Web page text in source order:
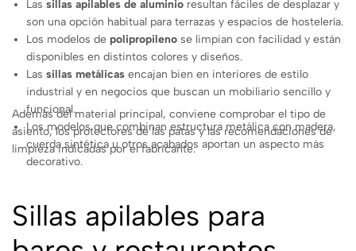
Lassillas apilables de aluminio resultan fáciles de desplazar y
son una opción habitual para terrazas y espacios de hostelería.
Los modelos depolipropileno se limpian con facilidad y están
disponibles en distintos colores y diseños.
Lassillas metálicas encajan bien en interiores de estilo
industrial y en negocios que buscan un mobiliario sencillo y
funcional.
Los modelos que combinan estructura metálica con madera,
cuerda sintética u otros acabados aportan un aspecto más
decorativo.
Además del material principal, conviene comprobar el tipo de
asiento, los protectores de las patas y las recomendaciones de
limpieza indicadas por el fabricante.
Sillas apilables para